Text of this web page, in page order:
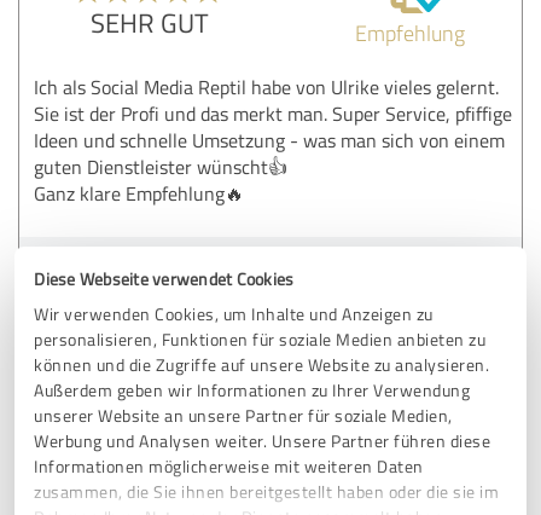
Diese Webseite verwendet Cookies
Wir verwenden Cookies, um Inhalte und Anzeigen zu
personalisieren, Funktionen für soziale Medien anbieten zu
können und die Zugriffe auf unsere Website zu analysieren.
Außerdem geben wir Informationen zu Ihrer Verwendung
unserer Website an unsere Partner für soziale Medien,
Werbung und Analysen weiter. Unsere Partner führen diese
Informationen möglicherweise mit weiteren Daten
zusammen, die Sie ihnen bereitgestellt haben oder die sie im
SEHR GUT Empfehlung
Ich als Social Media Reptil habe von Ulrike vieles gelernt.
Sie ist der Profi und das merkt man. Super Service, pfiffige
Ideen und schnelle Umsetzung - was man sich von einem
guten Dienstleister wünscht👍
Ganz klare Empfehlung🔥
Erfahrungsbericht & Bewertung zu:
ulrikeborsbach
07.02.2025 Anonym
5,00 von 5
SEHR GUT